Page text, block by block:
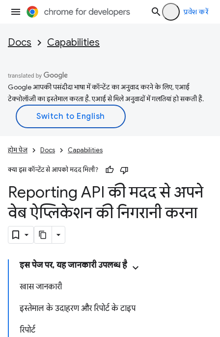
प्रवेश करें
Docs Capabilities
Google आपकी पसंदीदा भाषा में कॉन्टेंट का अनुवाद करने के लिए, एआई
टेक्नोलॉजी का इस्तेमाल करता है. एआई से मिले अनुवादों में गलतियां हो सकती हैं.
होम पेज Docs Capabilities
क्या इस कॉन्टेंट से आपको मदद मिली?
Reporting API की मदद से अपने
वेब ऐप्लिकेशन की निगरानी करना
इस पेज पर, यह जानकारी उपलब्ध है
खास जानकारी
इस्तेमाल के उदाहरण और रिपोर्ट के टाइप
रिपोर्ट